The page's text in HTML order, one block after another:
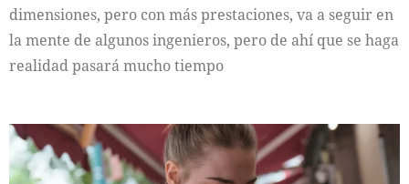
dimensiones, pero con más prestaciones, va a seguir en
la mente de algunos ingenieros, pero de ahí que se haga
realidad pasará mucho tiempo